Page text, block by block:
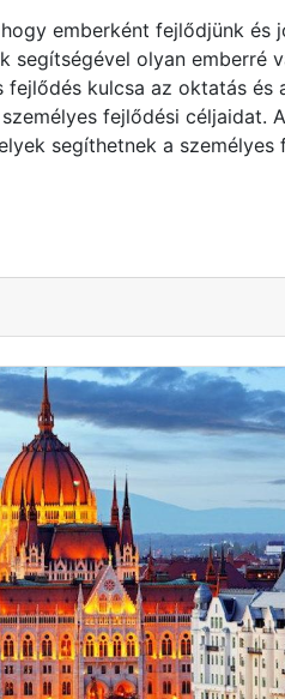
emberként fejlődjünk és
segítségével olyan emberré
kulcsa az oktatás és
fejlődési céljaidat.
segíthetnek a személyes